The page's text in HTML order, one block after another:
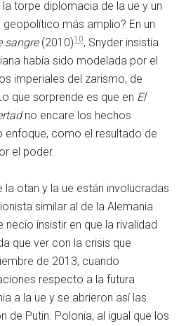
la torpe diplomacia de la ue y un
más amplio? En un
sangre(2010)10, Snyder insistía
había sido modelada por el
imperiales del zarismo, de
que sorprende es que en El
no encare los hechos
enfoque, como el resultado de
el poder.
la otan y la ue están involucradas
similar al de la Alemania
necio insistir en que la rivalidad
que ver con la crisis que
de 2013, cuando
respecto a la futura
a la ue y se abrieron así las
de Putin. Polonia, al igual que los